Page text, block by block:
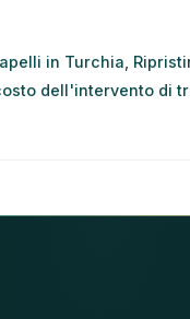
in Turchia
dell'intervento di